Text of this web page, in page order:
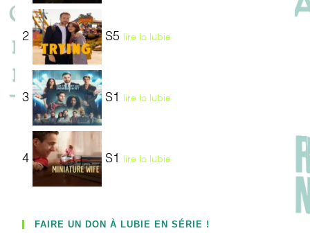
2 S5 lire la lubie
3 S1 lire la lubie
4 S1 lire la lubie
FAIRE UN DON À LUBIE EN SÉRIE !